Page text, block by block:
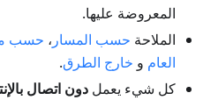
المعروضة عليها.
الملاحة حسب المسار ، حسب
العام و خارج الطرق.
كل شيء يعمل دون اتصال